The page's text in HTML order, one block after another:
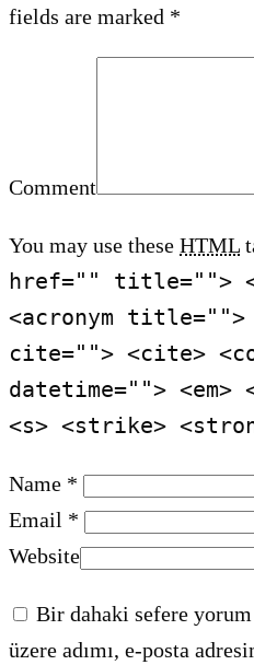
fields are marked *
Comment
You may use these HTML
href="" title="">
<acronym title="">
cite=""> <cite>
datetime="">
<s> <strike>
Name *
Email *
Website
Bir dahaki sefere
üzere adımı, e-posta